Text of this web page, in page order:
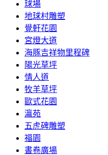
球場
地球村雕塑
覺軒花園
宮燈大道
海豚吉祥物里程碑
陽光草坪
情人道
牧羊草坪
歐式花園
瀛苑
五虎碑雕塑
福園
書卷廣場